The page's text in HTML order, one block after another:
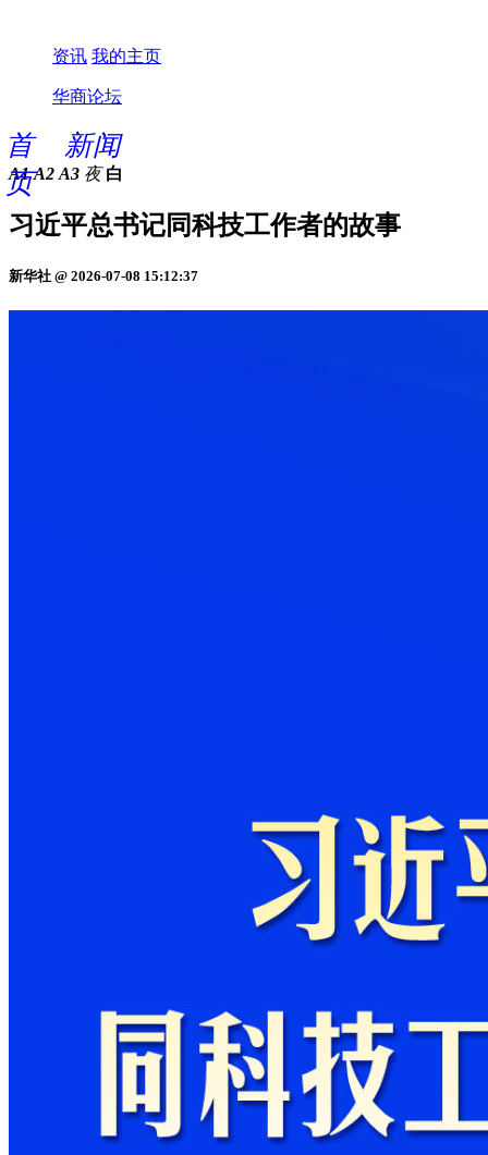
资讯 我的主页
华商论坛
首
页
新闻
A1 A2 A3 夜 白
习近平总书记同科技工作者的故事
新华社 @ 2026-07-08 15:12:37